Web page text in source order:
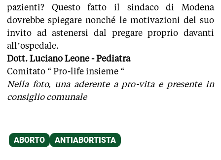
pazienti? Questo fatto il sindaco di Modena
dovrebbe spiegare nonché le motivazioni del suo
invito ad astenersi dal pregare proprio davanti
all’ospedale.
Dott. Luciano Leone - Pediatra
Comitato “ Pro-life insieme “
Nella foto, una aderente a pro-vita e presente in
consiglio comunale